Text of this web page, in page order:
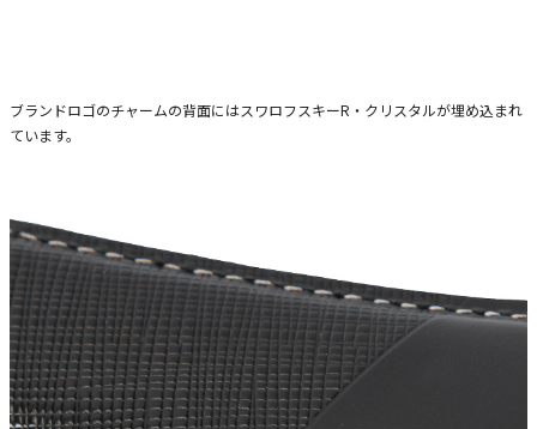
ブランドロゴのチャームの背面にはスワロフスキーR・クリスタルが埋め込まれ
ています。